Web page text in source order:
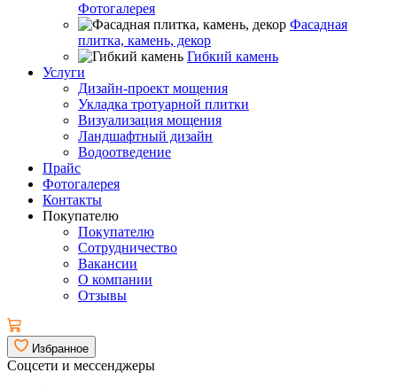
Фотогалерея
Фасадная
плитка, камень, декор
Гибкий камень
Услуги
Дизайн-проект мощения
Укладка тротуарной плитки
Визуализация мощения
Ландшафтный дизайн
Водоотведение
Прайс
Фотогалерея
Контакты
Покупателю
Покупателю
Сотрудничество
Вакансии
О компании
Отзывы
Избранное
Соцсети и мессенджеры